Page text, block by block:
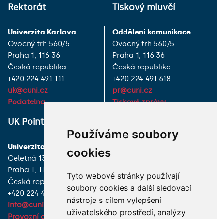
Používáme soubory
cookies
Tyto webové stránky používají
soubory cookies a další sledovací
nástroje s cílem vylepšení
uživatelského prostředí, analýzy
Rektorát
Univerzita Karlova
Ovocný trh 560/5
Praha 1, 116 36
Česká republika
+420 224 491 111
uk@cuni.cz
Podatelna
Tiskový mluvčí
Oddělení komunikace
Ovocný trh 560/5
Praha 1, 116 36
Česká republika
+420 224 491 618
pr@cuni.cz
Tiskové zprávy
UK Point
Univerzita Karlova
Celetná 13
Praha 1, 116 36
Česká republika
+420 224 491 850
info@cuni.cz
Provozní doba a kontakty
JAK K NÁM?